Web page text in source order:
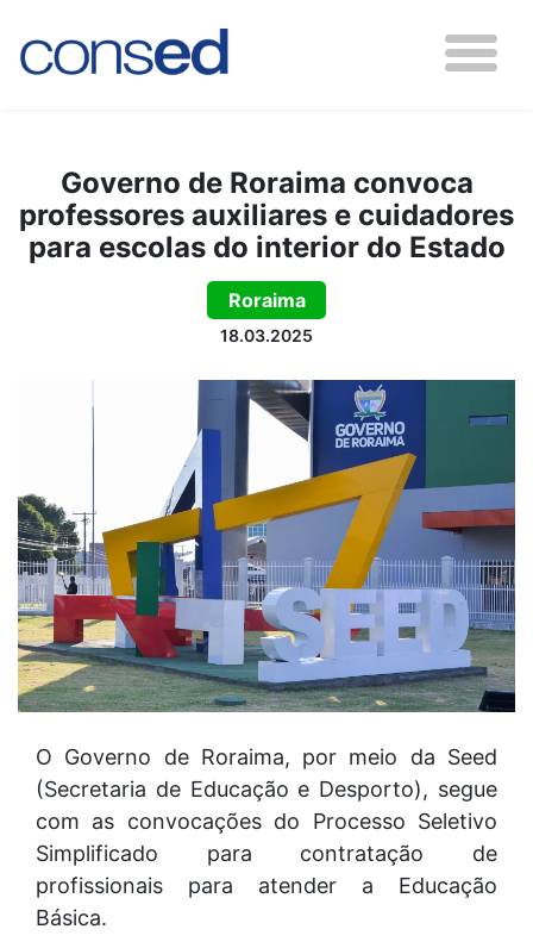
Governo de Roraima convoca
professores auxiliares e cuidadores
para escolas do interior do Estado
Roraima
18.03.2025
O Governo de Roraima, por meio da Seed
(Secretaria de Educação e Desporto), segue
com as convocações do Processo Seletivo
Simplificado para contratação de
profissionais para atender a Educação
Básica.